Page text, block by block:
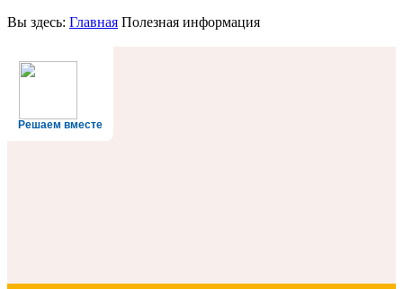
Вы здесь: Главная Полезная информация
Решаем вместе